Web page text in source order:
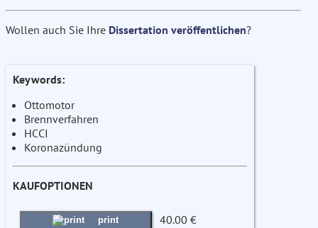
Wollen auch Sie Ihre Dissertation veröffentlichen?
Keywords:
Ottomotor
Brennverfahren
HCCI
Koronazündung
KAUFOPTIONEN
print 40.00 €